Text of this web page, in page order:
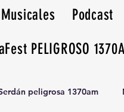
Podcast
PELIGROSO
peligrosa 1370am